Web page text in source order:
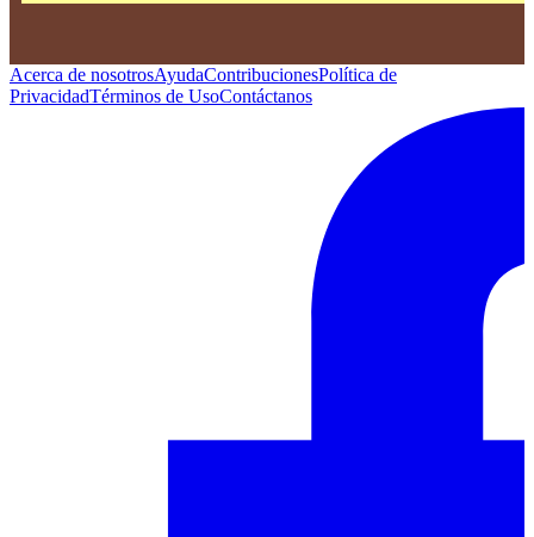
Acerca de nosotrosAyudaContribucionesPolítica de
PrivacidadTérminos de UsoContáctanos